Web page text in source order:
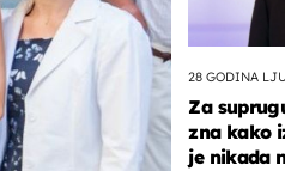
28 GODINA
Za
zna kako
je nikada